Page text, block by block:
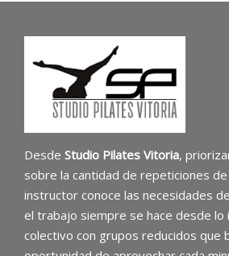
Desde Studio Pilates Vitoria,
sobre la cantidad de repeticiones
instructor conoce las necesidades
el trabajo siempre se hace desde lo
colectivo con grupos reducidos que